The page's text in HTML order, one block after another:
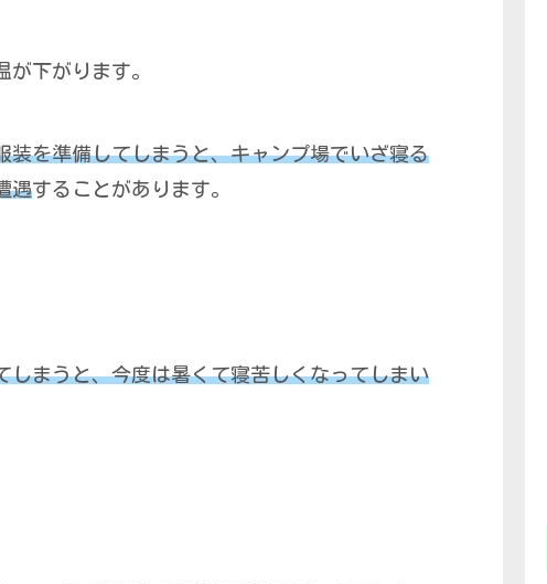
下がります。
装を準備してしまうと、キャンプ場でいざ寝る
遇することがあります。
しまうと、今度は暑くて寝苦しくなってしまい